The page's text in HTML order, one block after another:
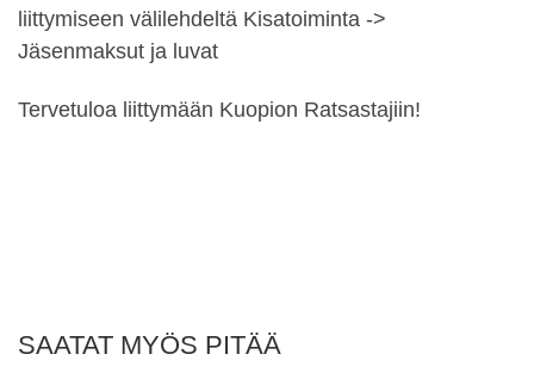
liittymiseen välilehdeltä Kisatoiminta ->
Jäsenmaksut ja luvat
Tervetuloa liittymään Kuopion Ratsastajiin!
SAATAT MYÖS PITÄÄ